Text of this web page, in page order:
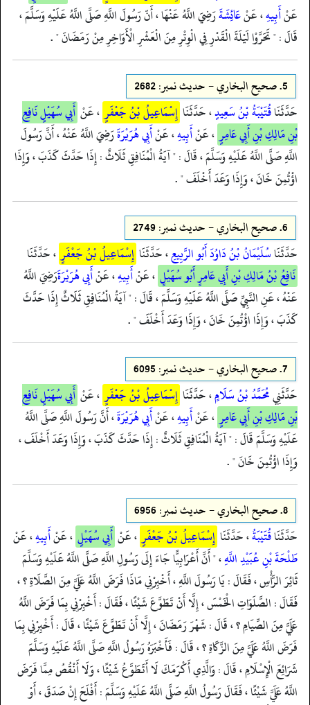
عَنْأَبِيهِ، عَنْعَائِشَةَرَضِيَ اللَّهُ عَنْهَا ، أَنّ رَسُولَ اللَّهِ صَلَّى اللَّهُ عَلَيْهِ وَسَلَّمَ ،
قَالَ : " تَحَرَّوْا لَيْلَةَ الْقَدْرِ فِي الْوِتْرِ مِنَ الْعَشْرِ الْأَوَاخِرِ مِنْ رَمَضَانَ " .
5. صحيح البخاري - حدیث نمبر: 2682
حَدَّثَنَاقُتَيْبَةُ بْنُ سَعِيدٍ، حَدَّثَنَا إِسْمَاعِيلُ بْنُ جَعْفَرٍ ، عَنْ أَبِي سُهَيْلٍ نَافِعِ
بْنِ مَالِكِ بْنِ أَبِي عَامِرٍ ، عَنْأَبِيهِ، عَنْأَبِي هُرَيْرَةَرَضِيَ اللَّهُ عَنْهُ ، أَنَّ رَسُولَ
اللَّهِ صَلَّى اللَّهُ عَلَيْهِ وَسَلَّمَ ، قَالَ : " آيَةُ الْمُنَافِقِ ثَلَاثٌ : إِذَا حَدَّثَ كَذَبَ ، وَإِذَا
اؤْتُمِنَ خَانَ ، وَإِذَا وَعَدَ أَخْلَفَ " .
6. صحيح البخاري - حدیث نمبر: 2749
حَدَّثَنَاسُلَيْمَانُ بْنُ دَاوُدَ أَبُو الرَّبِيعِ، حَدَّثَنَا إِسْمَاعِيلُ بْنُ جَعْفَرٍ ، حَدَّثَنَا
نَافِعُ بْنُ مَالِكِ بْنِ أَبِي عَامِرٍ أَبُو سُهَيْلٍ ، عَنْأَبِيهِ، عَنْأَبِي هُرَيْرَةَرَضِيَ اللَّهُ
عَنْهُ ، عَنِ النَّبِيِّ صَلَّى اللَّهُ عَلَيْهِ وَسَلَّمَ ، قَالَ : " آيَةُ الْمُنَافِقِ ثَلَاثٌ إِذَا حَدَّثَ
كَذَبَ ، وَإِذَا اؤْتُمِنَ خَانَ ، وَإِذَا وَعَدَ أَخْلَفَ " .
7. صحيح البخاري - حدیث نمبر: 6095
حَدَّثَنِيمُحَمَّدُ بْنُ سَلَامٍ، حَدَّثَنَا إِسْمَاعِيلُ بْنُ جَعْفَرٍ ، عَنْ أَبِي سُهَيْلٍ نَافِعِ
بْنِ مَالِكِ بْنِ أَبِي عَامِرٍ ، عَنْأَبِيهِ، عَنْأَبِي هُرَيْرَةَ، أَنَّ رَسُولَ اللَّهِ صَلَّى اللَّهُ
عَلَيْهِ وَسَلَّمَ قَالَ : " آيَةُ الْمُنَافِقِ ثَلَاثٌ : إِذَا حَدَّثَ كَذَبَ ، وَإِذَا وَعَدَ أَخْلَفَ ،
وَإِذَا اؤْتُمِنَ خَانَ " .
8. صحيح البخاري - حدیث نمبر: 6956
حَدَّثَنَاقُتَيْبَةُ، حَدَّثَنَا إِسْمَاعِيلُ بْنُ جَعْفَرٍ ، عَنْ أَبِي سُهَيْلٍ ، عَنْأَبِيهِ، عَنْ
طَلْحَةَ بْنِ عُبَيْدِ اللَّهِ، " أَنَّ أَعْرَابِيًّا جَاءَ إِلَى رَسُولِ اللَّهِ صَلَّى اللَّهُ عَلَيْهِ وَسَلَّمَ
ثَائِرَ الرَّأْسِ ، فَقَالَ : يَا رَسُولَ اللَّهِ ، أَخْبِرْنِي مَاذَا فَرَضَ اللَّهُ عَلَيَّ مِنَ الصَّلَاةِ ؟ ،
فَقَالَ : الصَّلَوَاتِ الْخَمْسَ ، إِلَّا أَنْ تَطَوَّعَ شَيْئًا ، فَقَالَ : أَخْبِرْنِي بِمَا فَرَضَ اللَّهُ
عَلَيَّ مِنَ الصِّيَامِ ؟ ، قَالَ : شَهْرَ رَمَضَانَ ، إِلَّا أَنْ تَطَوَّعَ شَيْئًا ، قَالَ : أَخْبِرْنِي بِمَا
فَرَضَ اللَّهُ عَلَيَّ مِنَ الزَّكَاةِ ؟ ، قَالَ : فَأَخْبَرَهُ رَسُولُ اللَّهِ صَلَّى اللَّهُ عَلَيْهِ وَسَلَّمَ
شَرَائِعَ الْإِسْلَامِ ، قَالَ : وَالَّذِي أَكْرَمَكَ لَا أَتَطَوَّعُ شَيْئًا ، وَلَا أَنْقُصُ مِمَّا فَرَضَ
اللَّهُ عَلَيَّ شَيْئًا ، فَقَالَ رَسُولُ اللَّهِ صَلَّى اللَّهُ عَلَيْهِ وَسَلَّمَ : أَفْلَحَ إِنْ صَدَقَ ، أَوْ